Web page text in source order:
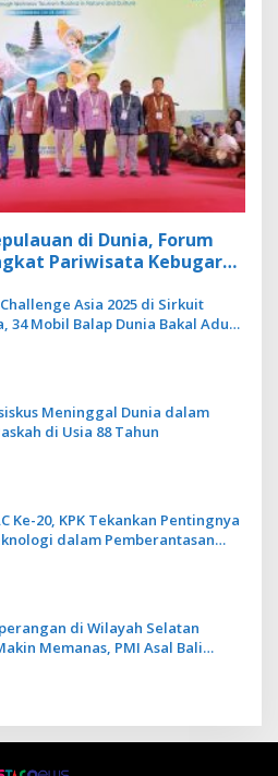
di Dunia, Forum
Pariwisata Kebugaran
Asia 2025 di Sirkuit
34 Mobil Balap Dunia Bakal Adu
Meninggal Dunia dalam
di Usia 88 Tahun
Ke-20, KPK Tekankan Pentingnya
dalam Pemberantasan
di Wilayah Selatan
Memanas, PMI Asal Bali